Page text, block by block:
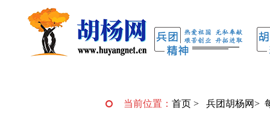
当前位置： 首页 > 兵团胡杨网>